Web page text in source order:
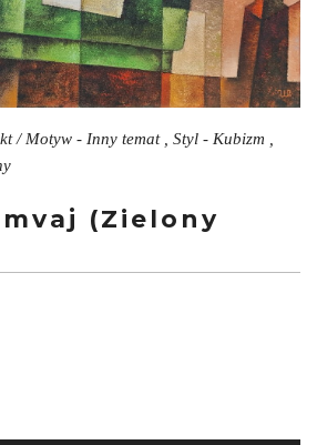
/ Motyw - Inny temat , Styl - Kubizm ,
(Zielony